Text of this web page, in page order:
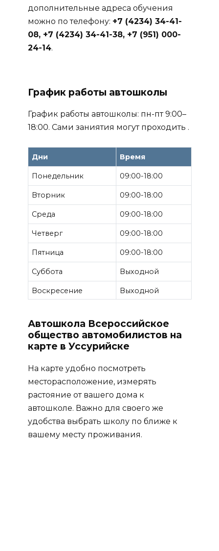
дополнительные адреса обучения
можно по телефону: +7 (4234) 34-41-
08, +7 (4234) 34-41-38, +7 (951) 000-
24-14.
График работы автошколы
График работы автошколы: пн-пт 9:00–
18:00. Сами заниятия могут проходить .
Дни Время
Понедельник 09:00-18:00
Вторник 09:00-18:00
Среда 09:00-18:00
Четверг 09:00-18:00
Пятница 09:00-18:00
Суббота Выходной
Воскресение Выходной
Автошкола Всероссийское
общество автомобилистов на
карте в Уссурийске
На карте удобно посмотреть
месторасположение, измерять
растояние от вашего дома к
автошколе. Важно для своего же
удобства выбрать школу по ближе к
вашему месту проживания.